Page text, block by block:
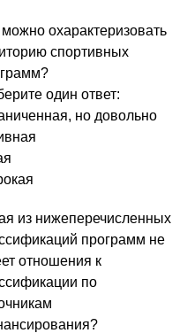
можно охарактеризовать
спортивных
один ответ:
но довольно
из нижеперечисленных
программ не
отношения к
по